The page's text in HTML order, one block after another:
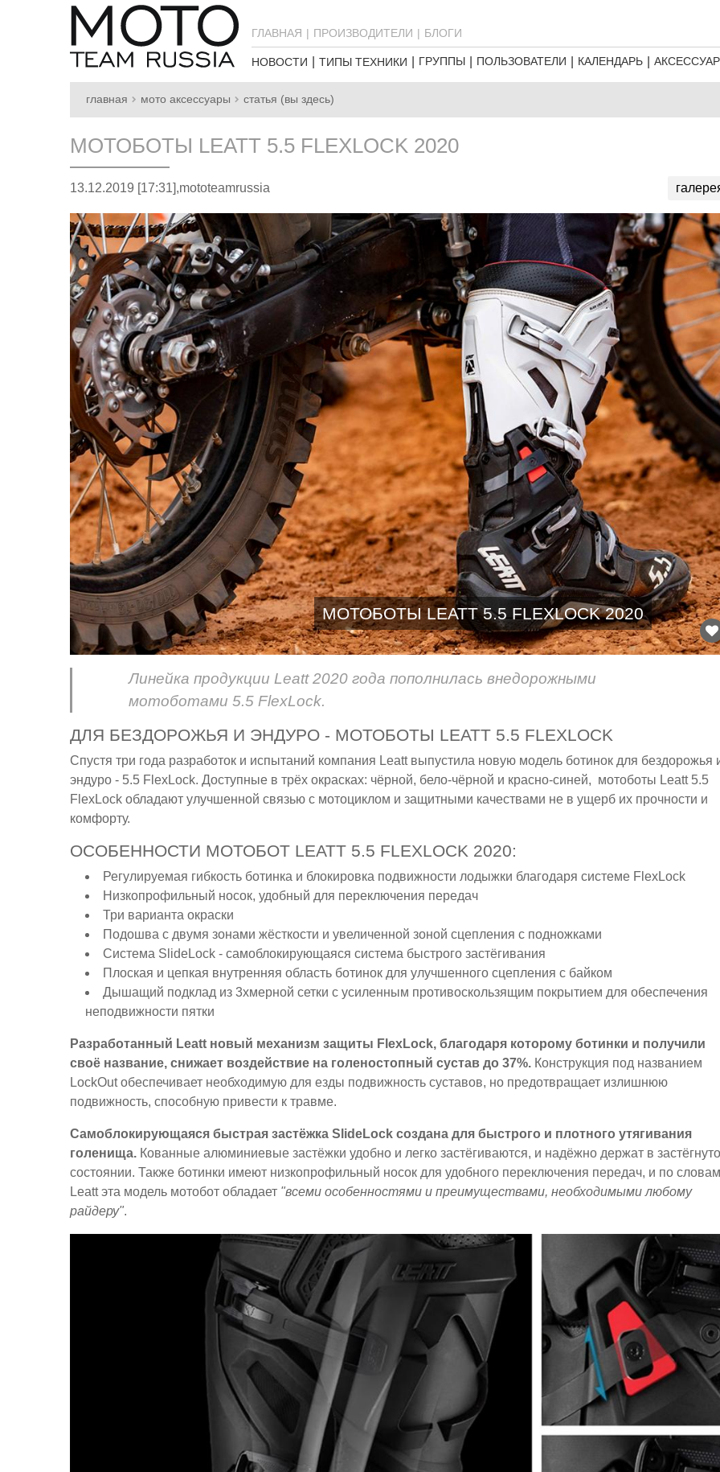
ГЛАВНАЯ ПРОИЗВОДИТЕЛИ БЛОГИ
НОВОСТИ ТИПЫ ТЕХНИКИ ГРУППЫ ПОЛЬЗОВАТЕЛИ КАЛЕНДАРЬ
главная мото аксессуары статья (вы здесь)
МОТОБОТЫ LEATT 5.5 FLEXLOCK 2020
13.12.2019 [17:31],mototeamrussia
МОТОБОТЫ LEATT 5.5 FLEXLOCK 2020
Линейка продукции Leatt 2020 года пополнилась внедорожными
мотоботами 5.5 FlexLock.
ДЛЯ БЕЗДОРОЖЬЯ И ЭНДУРО - МОТОБОТЫ LEATT 5.5 FLEXLOCK
Спустя три года разработок и испытаний компания Leatt выпустила новую модель ботинок для бездорожья
эндуро - 5.5 FlexLock. Доступные в трёх окрасках: чёрной, бело-чёрной и красно-синей, мотоботы Leatt 5.5
FlexLock обладают улучшенной связью с мотоциклом и защитными качествами не в ущерб их прочности и
комфорту.
ОСОБЕННОСТИ МОТОБОТ LEATT 5.5 FLEXLOCK 2020:
Регулируемая гибкость ботинка и блокировка подвижности лодыжки благодаря системе FlexLock
Низкопрофильный носок, удобный для переключения передач
Три варианта окраски
Подошва с двумя зонами жёсткости и увеличенной зоной сцепления с подножками
Система SlideLock - самоблокирующаяся система быстрого застёгивания
Плоская и цепкая внутренняя область ботинок для улучшенного сцепления с байком
Дышащий подклад из 3хмерной сетки с усиленным противоскользящим покрытием для обеспечения
неподвижности пятки
Разработанный Leatt новый механизм защиты FlexLock, благодаря которому ботинки и получили
своё название, снижает воздействие на голеностопный сустав до 37%. Конструкция под названием
LockOut обеспечивает необходимую для езды подвижность суставов, но предотвращает излишнюю
подвижность, способную привести к травме.
Самоблокирующаяся быстрая застёжка SlideLock создана для быстрого и плотного утягивания
голенища. Кованные алюминиевые застёжки удобно и легко застёгиваются, и надёжно держат в
состоянии. Также ботинки имеют низкопрофильный носок для удобного переключения передач, и по словам
Leatt эта модель мотобот обладает "всеми особенностями и преимуществами, необходимыми любому
райдеру".